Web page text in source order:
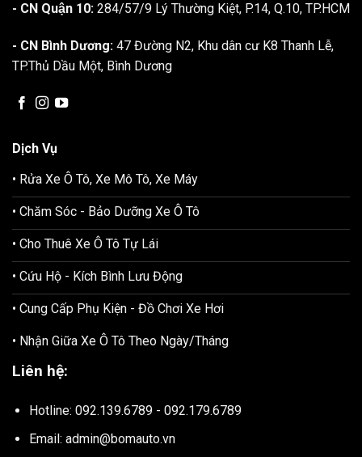
- CN Quận 10: 284/57/9 Lý Thường Kiệt, P.14, Q.10, TP.HCM
- CN Bình Dương: 47 Đường N2, Khu dân cư K8 Thanh Lễ,
TP.Thủ Dầu Một, Bình Dương
Dịch Vụ
• Rửa Xe Ô Tô, Xe Mô Tô, Xe Máy
• Chăm Sóc - Bảo Dưỡng Xe Ô Tô
• Cho Thuê Xe Ô Tô Tự Lái
• Cứu Hộ - Kích Bình Lưu Động
• Cung Cấp Phụ Kiện - Đồ Chơi Xe Hơi
• Nhận Giữa Xe Ô Tô Theo Ngày/Tháng
Liên hệ:
Hotline: 092.139.6789 - 092.179.6789
Email: admin@bomauto.vn